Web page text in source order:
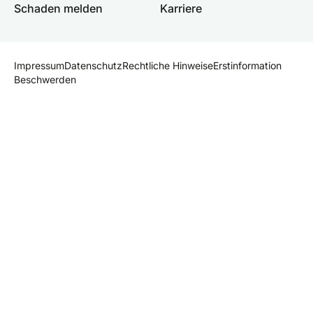
Schaden melden
Karriere
ImpressumDatenschutzRechtliche HinweiseErstinformation
Beschwerden